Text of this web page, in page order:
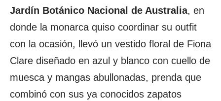
Jardín Botánico Nacional de Australia, en
donde la monarca quiso coordinar su outfit
con la ocasión, llevó un vestido floral de Fiona
Clare diseñado en azul y blanco con cuello de
muesca y mangas abullonadas, prenda que
combinó con sus ya conocidos zapatos